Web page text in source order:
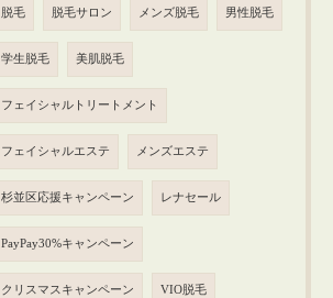
脱毛 脱毛サロン メンズ脱毛 男性脱毛
学生脱毛 美肌脱毛
フェイシャルトリートメント
フェイシャルエステ メンズエステ
杉並区応援キャンペーン レナセール
PayPay30%キャンペーン
クリスマスキャンペーン VIO脱毛